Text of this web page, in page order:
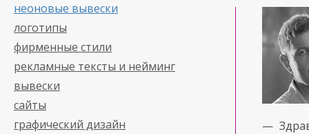
неоновые вывески
логотипы
фирменные стили
рекламные тексты и нейминг
вывески
сайты
графический дизайн
—